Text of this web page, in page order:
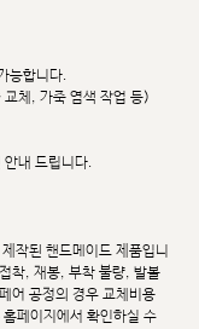
능합니다.
체, 가죽 염색 작업 등)
내 드립니다.
작된 핸드메이드 제품입니
착, 재봉, 부착 불량, 발볼
어 공정의 경우 교체비용
페이지에서 확인하실 수